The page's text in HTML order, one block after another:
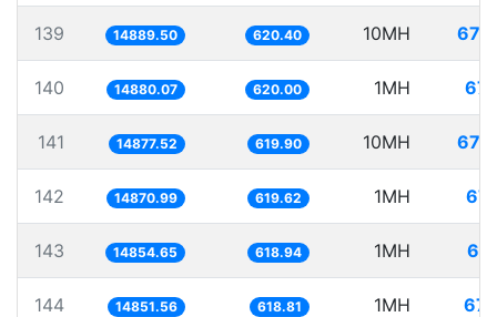
139 14889.50 620.40 10MH
140 14880.07 620.00 1MH
141 14877.52 619.90 10MH
142 14870.99 619.62 1MH
143 14854.65 618.94 1MH
144 14851.56 618.81 1MH